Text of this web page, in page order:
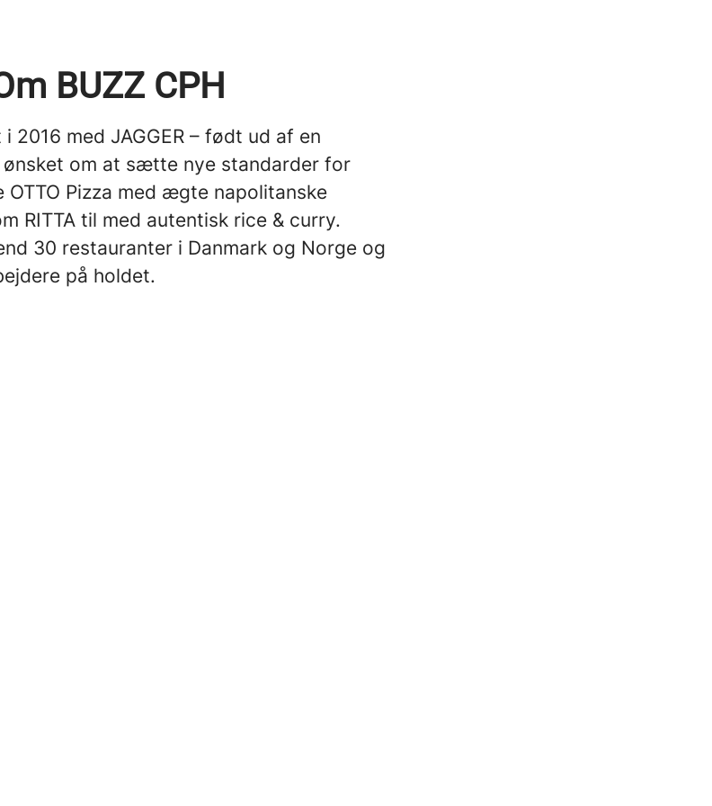
BUZZ CPH
2016 med JAGGER – født ud af en
om at sætte nye standarder for
Pizza med ægte napolitanske
RITTA til med autentisk rice & curry.
30 restauranter i Danmark og Norge og
på holdet.